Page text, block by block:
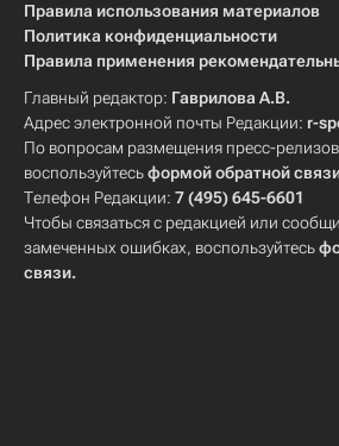
Правила использования материалов
Политика конфиденциальности
Правила применения
Главный редактор: Гаврилова А.В.
Адрес электронной почты Редакции: r-
По вопросам размещения пресс-
воспользуйтесьформой обратной
Телефон Редакции: 7 (495) 645-6601
Чтобы связаться с редакцией или
замеченных ошибках, воспользуйтесь
связи.